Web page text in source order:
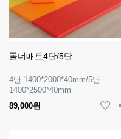
폴더매트4단/5단
4단 1400*2000*40mm/5단
1400*2500*40mm
89,000원